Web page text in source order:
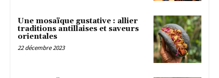
Une mosaïque gustative : allier
traditions antillaises et saveurs
orientales
22 décembre 2023